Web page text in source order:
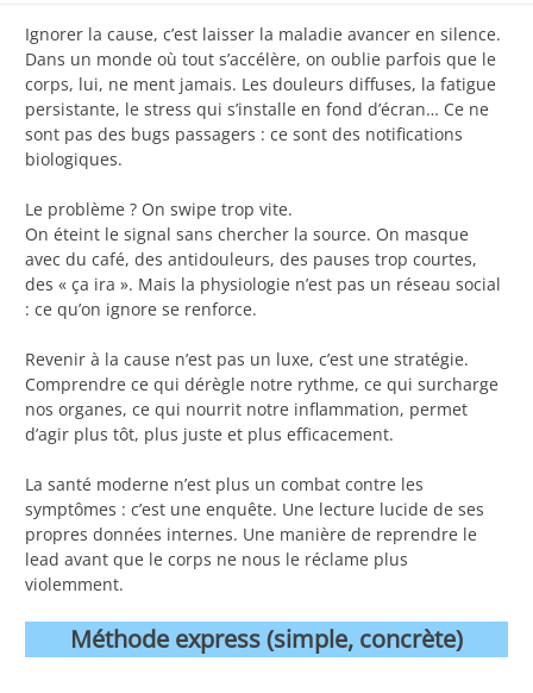
Ignorer la cause, c’est laisser la maladie avancer en silence.
Dans un monde où tout s’accélère, on oublie parfois que le
corps, lui, ne ment jamais. Les douleurs diffuses, la fatigue
persistante, le stress qui s’installe en fond d’écran… Ce ne
sont pas des bugs passagers : ce sont des notifications
biologiques.
Le problème ? On swipe trop vite.
On éteint le signal sans chercher la source. On masque
avec du café, des antidouleurs, des pauses trop courtes,
des « ça ira ». Mais la physiologie n’est pas un réseau social
: ce qu’on ignore se renforce.
Revenir à la cause n’est pas un luxe, c’est une stratégie.
Comprendre ce qui dérègle notre rythme, ce qui surcharge
nos organes, ce qui nourrit notre inflammation, permet
d’agir plus tôt, plus juste et plus efficacement.
La santé moderne n’est plus un combat contre les
symptômes : c’est une enquête. Une lecture lucide de ses
propres données internes. Une manière de reprendre le
lead avant que le corps ne nous le réclame plus
violemment.
Méthode express (simple, concrète)